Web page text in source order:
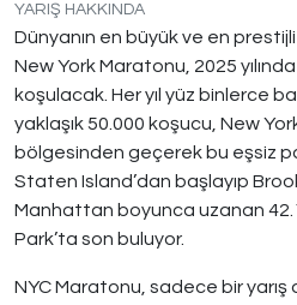
YARIŞ HAKKINDA
Dünyanın en büyük ve en
New York Maratonu, 2025
koşulacak. Her yıl yüz binlerce
yaklaşık 50.000 koşucu, New
bölgesinden geçerek bu eşsiz
Staten Island’dan başlayıp
Manhattan boyunca uzanan
Park’ta son buluyor.
NYC Maratonu, sadece bir yarış